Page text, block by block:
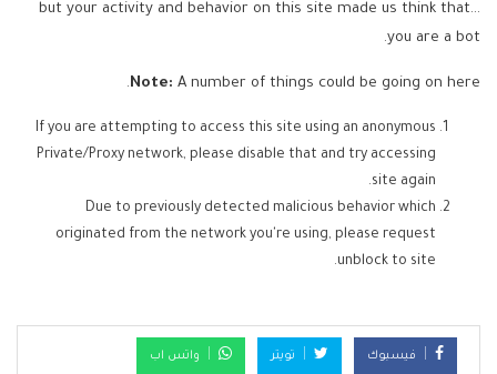
...but your activity and behavior on this site made us think that
you are a bot.
Note: A number of things could be going on here.
If you are attempting to access this site using an anonymous
Private/Proxy network, please disable that and try accessing
site again.
Due to previously detected malicious behavior which
originated from the network you're using, please request
unblock to site.
فيسبوك تويتر واتس اب